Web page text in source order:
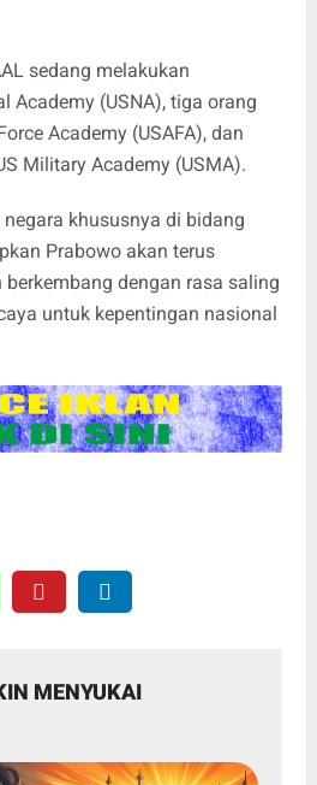
sedang melakukan
Academy (USNA), tiga orang
Academy (USAFA), dan
Military Academy (USMA).
khususnya di bidang
Prabowo akan terus
dengan rasa saling
untuk kepentingan nasional
MENYUKAI